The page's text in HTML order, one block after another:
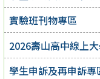
實驗班刊物專區
2026壽山高中線上
學生申訴及再申訴專